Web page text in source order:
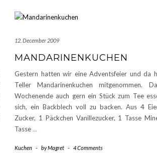
12. December 2009
MANDARINENKUCHEN
Gestern hatten wir eine Adventsfeier und da
Teller Mandarinenkuchen mitgenommen.
Wochenende auch gern ein Stück zum Tee
sich, ein Backblech voll zu backen. Aus 4
Zucker, 1 Päckchen Vanillezucker, 1 Tasse
Tasse…
Kuchen - byMagret - 4 Comments